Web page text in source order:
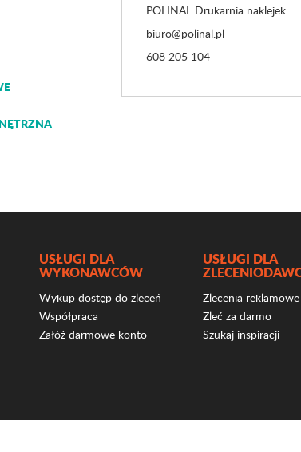
POLINAL Drukarnia naklejek
biuro@polinal.pl
608 205 104
USŁUGI DLA
WYKONAWCÓW
Wykup dostęp do zleceń
Współpraca
Załóż darmowe konto
USŁUGI DLA
Zlecenia reklamowe
Zleć za darmo
Szukaj inspiracji